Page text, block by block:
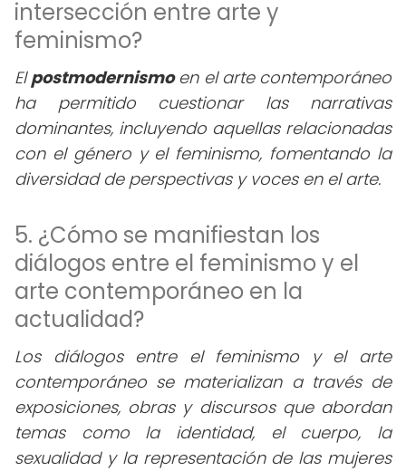
intersección entre arte y
feminismo?
Elpostmodernismoen el arte contemporáneo
ha permitido cuestionar las narrativas
dominantes, incluyendo aquellas relacionadas
con el género y el feminismo, fomentando la
diversidad de perspectivas y voces en el arte.
5. ¿Cómo se manifiestan los
diálogos entre el feminismo y el
arte contemporáneo en la
actualidad?
Los diálogos entre el feminismo y el arte
contemporáneo se materializan a través de
exposiciones, obras y discursos que abordan
temas como la identidad, el cuerpo, la
sexualidad y la representación de las mujeres